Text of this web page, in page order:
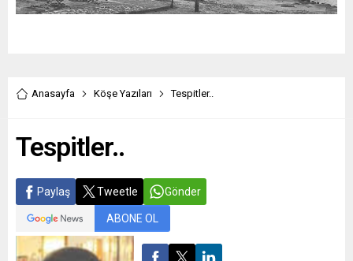
Anasayfa Köşe Yazıları Tespitler..
Tespitler..
Paylaş Tweetle Gönder
ABONE OL